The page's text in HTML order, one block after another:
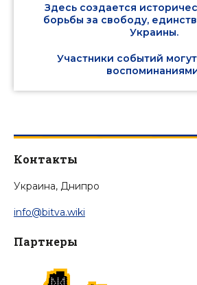
Здесь создается
борьбы за свободу,
Украины.
Участники событий
Контакты
Украина, Днипро
info@bitva.wiki
Партнеры